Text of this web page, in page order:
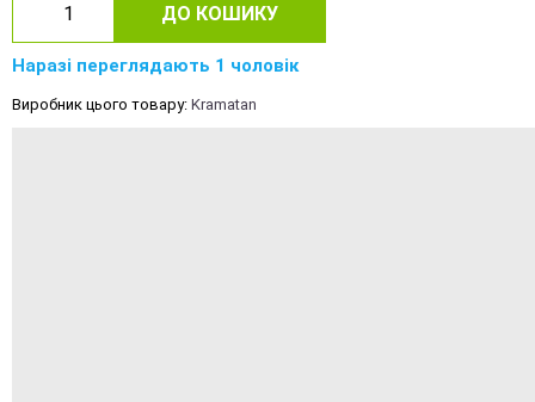
ДО КОШИКУ
Наразі переглядають 1 чоловік
Виробник цього товару: Kramatan